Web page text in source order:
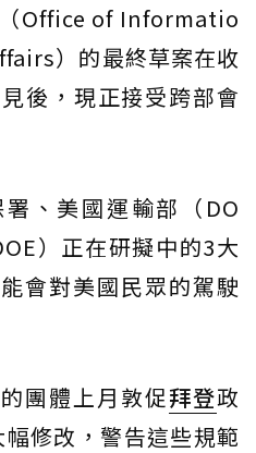
Office of Informatio
）的最終草案在收
後，現正接受跨部會
、美國運輸部（DO
）正在研擬中的3大
會對美國民眾的駕駛
團體上月敦促拜登政
修改，警告這些規範